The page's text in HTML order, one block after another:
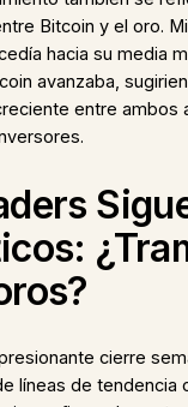
Bitcoin y el oro.
hacia su media
avanzaba,
entre ambos
cierre
líneas de tendencia